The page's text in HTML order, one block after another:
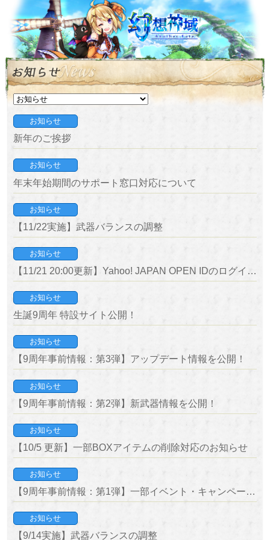
お知らせ
新年のご挨拶
お知らせ
年末年始期間のサポート窓口対応について
お知らせ
【11/22実施】武器バランスの調整
お知らせ
【11/21 20:00更新】Yahoo! JAPAN OPEN IDのログイン障害につきまして
お知らせ
生誕9周年 特設サイト公開！
お知らせ
【9周年事前情報：第3弾】アップデート情報を公開！
お知らせ
【9周年事前情報：第2弾】新武器情報を公開！
お知らせ
【10/5 更新】一部BOXアイテムの削除対応のお知らせ
お知らせ
【9周年事前情報：第1弾】一部イベント・キャンペーン情報を公開！
お知らせ
【9/14実施】武器バランスの調整